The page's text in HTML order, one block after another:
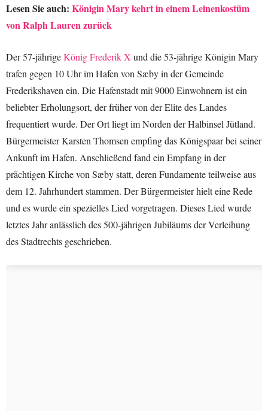
Lesen Sie auch: Königin Mary kehrt in einem Leinenkostüm
von Ralph Lauren zurück
Der 57-jährigeKönig Frederik X und die 53-jährige Königin Mary
trafen gegen 10 Uhr im Hafen von Sæby in der Gemeinde
Frederikshaven ein. Die Hafenstadt mit 9000 Einwohnern ist ein
beliebter Erholungsort, der früher von der Elite des Landes
frequentiert wurde. Der Ort liegt im Norden der Halbinsel Jütland.
Bürgermeister Karsten Thomsen empfing das Königspaar bei seiner
Ankunft im Hafen. Anschließend fand ein Empfang in der
prächtigen Kirche von Sæby statt, deren Fundamente teilweise aus
dem 12. Jahrhundert stammen. Der Bürgermeister hielt eine Rede
und es wurde ein spezielles Lied vorgetragen. Dieses Lied wurde
letztes Jahr anlässlich des 500-jährigen Jubiläums der Verleihung
des Stadtrechts geschrieben.